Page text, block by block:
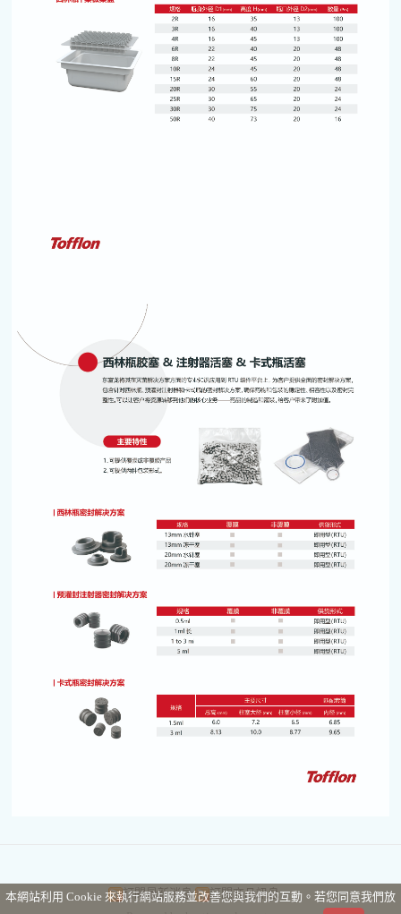
訂閱最新消息
訂閱商品訊息
本網站利用 Cookie 來執行網站服務並改善您與我們的互動。若您同意我們放